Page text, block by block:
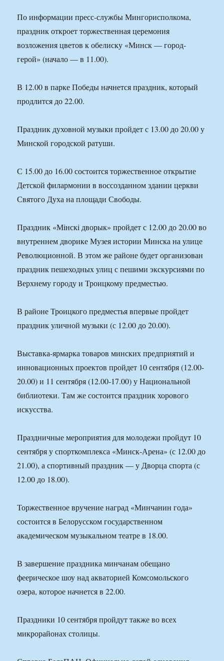
По информации пресс-службы Мингорисполкома,
праздник откроет торжественная церемония
возложения цветов к обелиску «Минск — город-
герой» (начало — в 11.00).
В 12.00 в парке Победы начнется праздник, который
продлится до 22.00.
Праздник духовной музыки пройдет с 13.00 до 20.00 у
Минской городской ратуши.
С 15.00 до 16.00 состоится торжественное открытие
Детской филармонии в воссозданном здании церкви
Святого Духа на площади Свободы.
Праздник «Мiнскi дворык» пройдет с 12.00 до 20.00 во
внутреннем дворике Музея истории Минска на улице
Революционной. В этом же районе будет организован
праздник пешеходных улиц с пешими экскурсиями по
Верхнему городу и Троицкому предместью.
В районе Троицкого предместья впервые пройдет
праздник уличной музыки (с 12.00 до 20.00).
Выставка-ярмарка товаров минских предприятий и
инновационных проектов пройдет 10 сентября (12.00-
20.00) и 11 сентября (12.00-17.00) у Национальной
библиотеки. Там же состоится праздник хорового
искусства.
Праздничные мероприятия для молодежи пройдут 10
сентября у спорткомплекса «Минск-Арена» (с 12.00 до
21.00), а спортивный праздник — у Дворца спорта (с
12.00 до 18.00).
Торжественное вручение наград «Минчанин года»
состоится в Белорусском государственном
академическом музыкальном театре в 18.00.
В завершение праздника минчанам обещано
феерическое шоу над акваторией Комсомольского
озера, которое начнется в 22.00.
Праздники 10 сентября пройдут также во всех
микрорайонах столицы.